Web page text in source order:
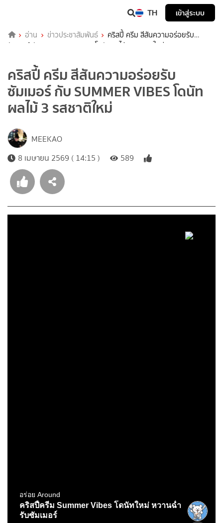
TH เข้าสู่ระบบ
อ่าน ข่าวประชาสัมพันธ์
คริสปี้ ครีม สีสันความอร่อยรับ
ซัมเมอร์ กับ SUMMER VIBES โดนัทผลไม้ 3 รสชาติใหม่
คริสปี้ ครีม สีสันความอร่อยรับ
ซัมเมอร์ กับ SUMMER VIBES โดนัท
ผลไม้ 3 รสชาติใหม่
MEEKAO
8 เมษายน 2569 ( 14:15 )
589